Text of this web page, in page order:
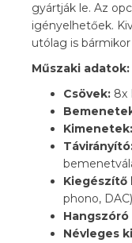
gyártják le. Az
igényelhetőek.
utólag is
Műszaki adatok:
Csövek: 8x
Kimenetek:
Kiegészítő
phono, DAC)
Névleges